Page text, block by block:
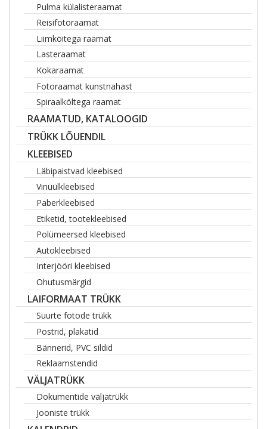
Pulma külalisteraamat
Reisifotoraamat
Liimköitega raamat
Lasteraamat
Kokaraamat
Fotoraamat kunstnahast
Spiraalköltega raamat
RAAMATUD, KATALOOGID
TRÜKK LÕUENDIL
KLEEBISED
Läbipaistvad kleebised
Vinüülkleebised
Paberkleebised
Etiketid, tootekleebised
Polümeersed kleebised
Autokleebised
Interjööri kleebised
Ohutusmärgid
LAIFORMAAT TRÜKK
Suurte fotode trükk
Postrid, plakatid
Bännerid, PVC sildid
Reklaamstendid
VÄLJATRÜKK
Dokumentide väljatrükk
Jooniste trükk